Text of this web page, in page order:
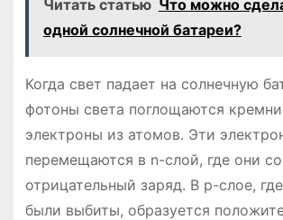
Читать статью Что можно
одной солнечной батареи?
Когда свет падает на солнечную
фотоны света поглощаются
электроны из атомов. Эти
перемещаются в n-слой, где они
отрицательный заряд. В p-слое,
были выбиты, образуется